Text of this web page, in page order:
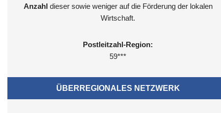
Anzahl dieser sowie weniger auf die Förderung der lokalen
Wirtschaft.
Postleitzahl-Region:
59***
ÜBERREGIONALES NETZWERK